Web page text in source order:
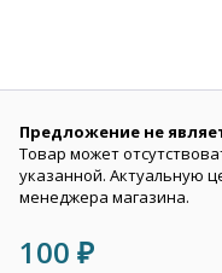
Предложение не
Товар может
указанной. Актуальную
менеджера магазина.
100 ₽